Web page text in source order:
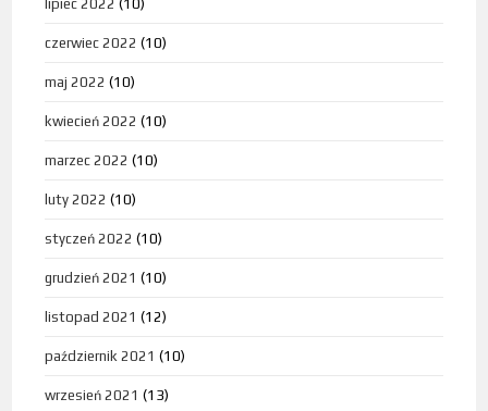
lipiec 2022 (10)
czerwiec 2022 (10)
maj 2022 (10)
kwiecień 2022 (10)
marzec 2022 (10)
luty 2022 (10)
styczeń 2022 (10)
grudzień 2021 (10)
listopad 2021 (12)
październik 2021 (10)
wrzesień 2021 (13)